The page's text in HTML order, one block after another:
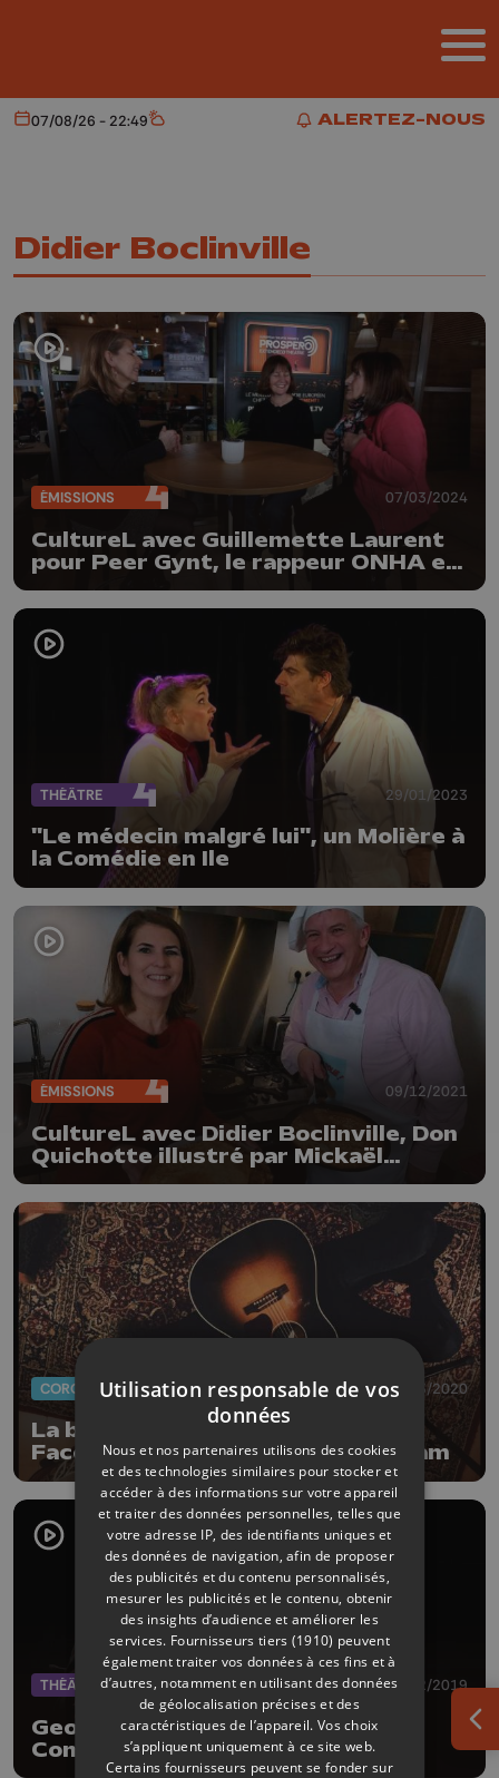
ALERTEZ-NOUS
ALERTEZ-NOUS
Aujourd'hui
07/08/26 - 22:49 Météo
Didier Boclinville
ÉMISSIONS 07/03/2024
CultureL avec Guillemette Laurent
pour Peer Gynt, le rappeur ONHA et
la comédie "Cravate Club"
THÉÂTRE 29/01/2023
"Le médecin malgré lui", un Molière à
la Comédie en Ile
ÉMISSIONS 09/12/2021
CultureL avec Didier Boclinville, Don
Quichotte illustré par Mickaël
Hoebregs et Eric Antoine
CORONAVIRUS 30/03/2020
La bande de Liégeois sur
Facebook/Colline Hill sur Instagram
THÉÂTRE 13/12/2019
Georges Dandin, de Molière, au
Comédie en Ile
Utilisation responsable de vos
données
Nous et nos partenaires utilisons des cookies
et des technologies similaires pour stocker et
accéder à des informations sur votre appareil
et traiter des données personnelles, telles que
votre adresse IP, des identifiants uniques et
des données de navigation, afin de proposer
des publicités et du contenu personnalisés,
mesurer les publicités et le contenu, obtenir
des insights d’audience et améliorer les
services. Fournisseurs tiers (1910) peuvent
également traiter vos données à ces fins et à
d’autres, notamment en utilisant des données
de géolocalisation précises et des
caractéristiques de l’appareil. Vos choix
s’appliquent uniquement à ce site web.
Certains fournisseurs peuvent se fonder sur